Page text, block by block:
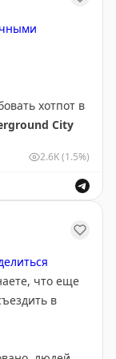
Его в
над
толп
Но и гулять
утро и время
рассвета
Несколько
в
торгового
этаже
хотпот в
公園南門)
2.6K(1.5%)
что еще
в